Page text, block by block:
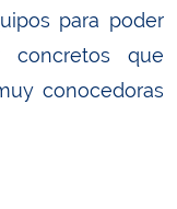
para poder
que
conocedoras